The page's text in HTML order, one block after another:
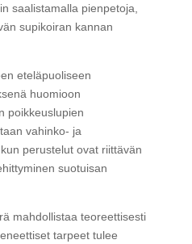
saalistamalla pienpetoja,
supikoiran kannan
eteläpuoliseen
huomioon
poikkeuslupien
vahinko- ja
perustelut ovat riittävän
suotuisan
mahdollistaa teoreettisesti
tarpeet tulee